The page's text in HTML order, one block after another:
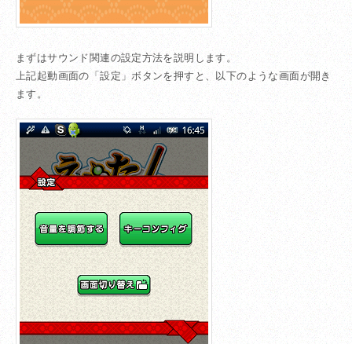
まずはサウンド関連の設定方法を説明します。
上記起動画面の「設定」ボタンを押すと、以下のような画面が開き
ます。